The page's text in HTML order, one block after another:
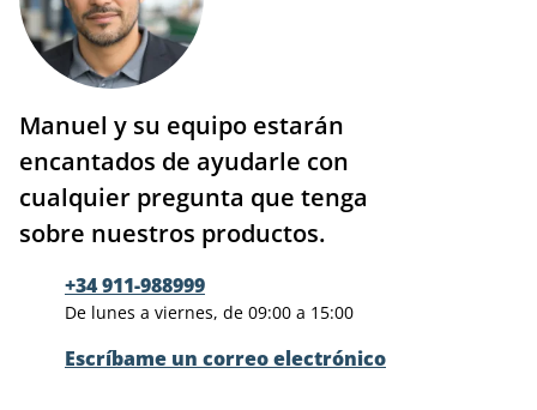
Manuel y su equipo estarán
encantados de ayudarle con
cualquier pregunta que tenga
sobre nuestros productos.
+34 911-988999
De lunes a viernes, de 09:00 a 15:00
Escríbame un correo electrónico